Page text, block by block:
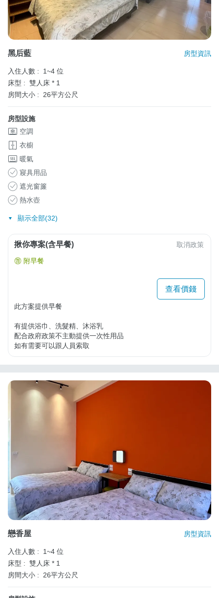
黑后藍 房型資訊
入住人數 :
1~4 位
床型 : 雙人床 * 1
房間大小 : 26平方公尺
房型設施
空調
衣櫥
暖氣
寢具用品
遮光窗簾
熱水壺
顯示全部(32)
揪你專案(含早餐) 取消政策
附早餐
查看價錢
此方案提供早餐
有提供浴巾、洗髮精、沐浴乳
配合政府政策不主動提供一次性用品
如有需要可以跟人員索取
戀香屋 房型資訊
入住人數 :
1~4 位
床型 : 雙人床 * 1
房間大小 :
26平方公尺